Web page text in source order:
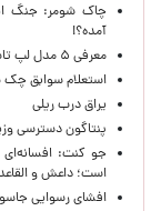
چاک شومر: جنگ
آمده؟!
معرفی ۵ مدل لپ تاپ Core i۷ زیر ۲۰۰ میلیون تومان
استعلام سوابق چک
یراق درب ریلی
پنتاگون دسترسی
جو کنت:
است؛ داعش و
افشای رسوایی